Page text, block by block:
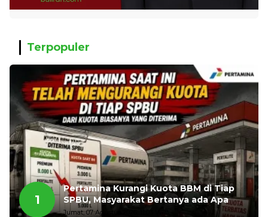
Terpopuler
1
Pertamina Kurangi Kuota BBM di Tiap
SPBU, Masyarakat Bertanya ada Apa
Jumat, 07 Agustus 2026, 11:03 WIB